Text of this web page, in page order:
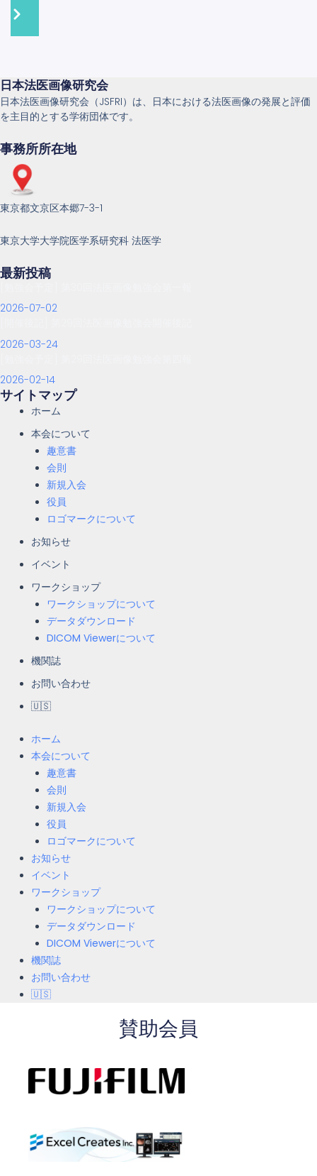
日本法医画像研究会
日本法医画像研究会（JSFRI）は、日本における法医画像の発展と評価
を主目的とする学術団体です。
事務所所在地
東京都文京区本郷7-3-1
東京大学大学院医学系研究科 法医学
最新投稿
2026-07-02
2026-03-24
2026-02-14
サイトマップ
ホーム
本会について
趣意書
会則
新規入会
役員
ロゴマークについて
お知らせ
イベント
ワークショップ
ワークショップについて
データダウンロード
DICOM Viewerについて
機関誌
お問い合わせ
🇺🇸
ホーム
本会について
趣意書
会則
新規入会
役員
ロゴマークについて
お知らせ
イベント
ワークショップ
ワークショップについて
データダウンロード
DICOM Viewerについて
機関誌
お問い合わせ
🇺🇸
賛助会員